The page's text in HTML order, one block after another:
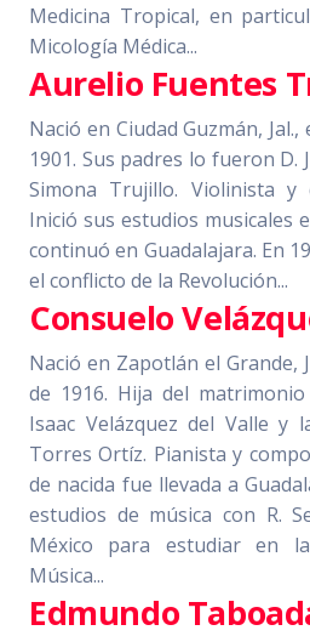
Medicina Tropical, en
Micología Médica...
Aurelio Fuentes
Nació en Ciudad Guzmán,
1901. Sus padres lo fueron D.
Simona Trujillo. Violinista y
Inició sus estudios musicales
continuó en Guadalajara. En
el conflicto de la Revolución...
Consuelo
Nació en Zapotlán el Grande,
de 1916. Hija del
Isaac Velázquez del Valle y
Torres Ortíz. Pianista y
de nacida fue llevada a
estudios de música con R.
México para estudiar en
Música...
Edmundo